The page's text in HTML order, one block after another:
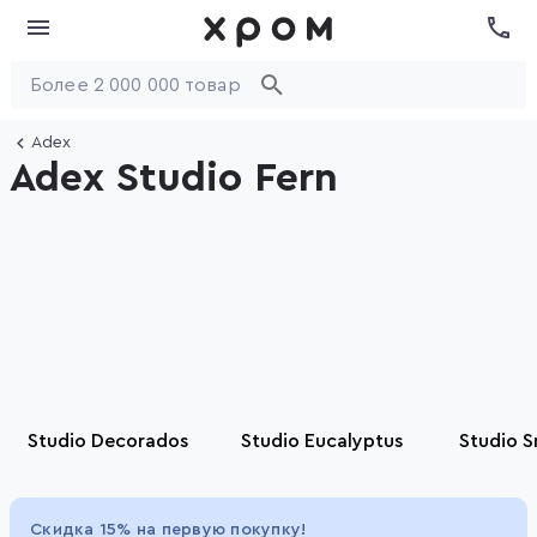
Adex
Adex Studio Fern
Studio Decorados Studio Eucalyptus Studio
Item
Скидка 15% на первую покупку!